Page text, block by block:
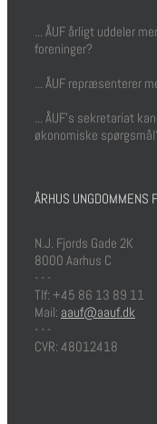
... ÅUF årligt uddeler
foreninger?
... ÅUF repræsenterer
... ÅUF's sekretariat
økonomiske
ÅRHUS UNGDOMMENS
N.J. Fjords Gade 2K
8000 Aarhus C
- - -
Tlf: +45 86 13 89 11
Mail: aauf@aauf.dk
- - -
CVR: 48012418